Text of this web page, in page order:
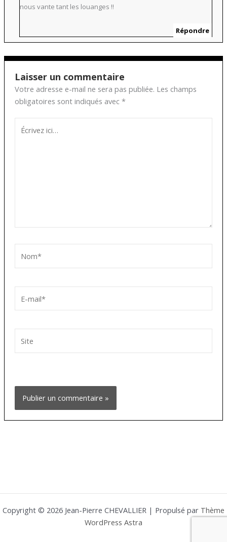
nous vante tant les louanges !!
Répondre
Laisser un commentaire
Votre adresse e-mail ne sera pas publiée. Les champs
obligatoires sont indiqués avec *
Écrivez
ici…
mail*
Copyright © 2026 Jean-Pierre CHEVALLIER | Propulsé par Thème
WordPress Astra